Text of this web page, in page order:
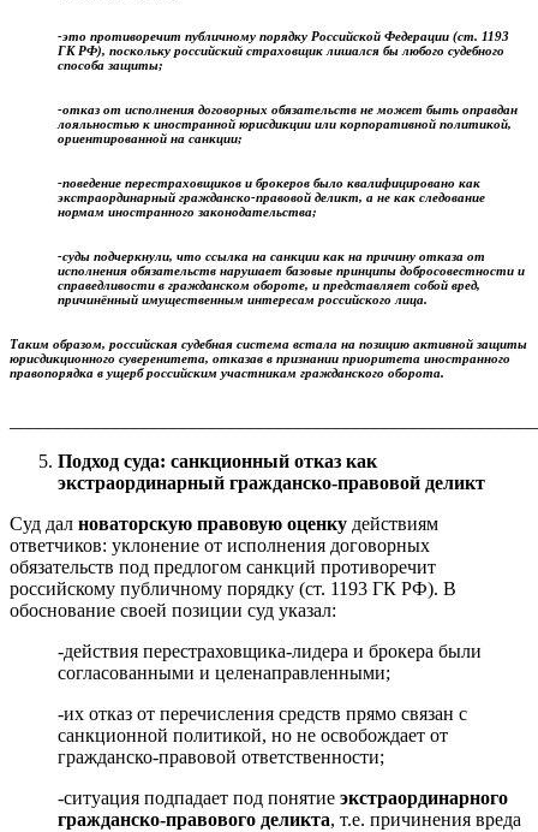
-это противоречит публичному порядку Российской Федерации (ст. 1193
ГК РФ), поскольку российский страховщик лишался бы любого судебного
способа защиты;
-отказ от исполнения договорных обязательств не может быть оправдан
лояльностью к иностранной юрисдикции или корпоративной политикой,
ориентированной на санкции;
-поведение перестраховщиков и брокеров было квалифицировано как
экстраординарный гражданско-правовой деликт, а не как следование
нормам иностранного законодательства;
-суды подчеркнули, что ссылка на санкции как на причину отказа от
исполнения обязательств нарушает базовые принципы добросовестности и
справедливости в гражданском обороте, и представляет собой вред,
причинённый имущественным интересам российского лица.
Таким образом, российская судебная система встала на позицию активной защиты
юрисдикционного суверенитета, отказав в признании приоритета иностранного
правопорядка в ущерб российским участникам гражданского оборота.
Подход суда: санкционный отказ как
экстраординарный гражданско-правовой деликт
Суд дал новаторскую правовую оценку действиям
ответчиков: уклонение от исполнения договорных
обязательств под предлогом санкций противоречит
российскому публичному порядку (ст. 1193 ГК РФ). В
обоснование своей позиции суд указал:
-действия перестраховщика-лидера и брокера были
согласованными и целенаправленными;
-их отказ от перечисления средств прямо связан с
санкционной политикой, но не освобождает от
гражданско-правовой ответственности;
-ситуация подпадает под понятие экстраординарного
гражданско-правового деликта, т.е. причинения вреда